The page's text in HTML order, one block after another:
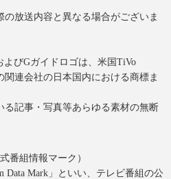
放送内容と異なる場合がございま
びGガイドロゴは、米国TiVo
関連会社の日本国内における商標ま
る記事・写真等あらゆる素材の無断
番組情報マーク）
Data Mark」といい、テレビ番組の公